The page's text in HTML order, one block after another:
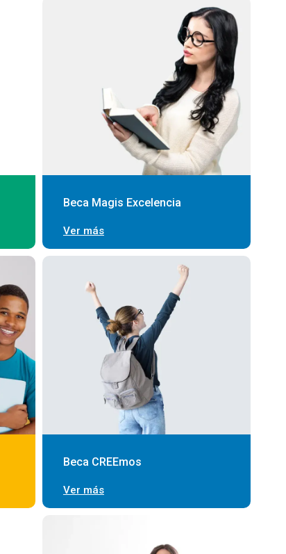
Beca Magis Excelencia
Ver más
Beca CREEmos
Ver más